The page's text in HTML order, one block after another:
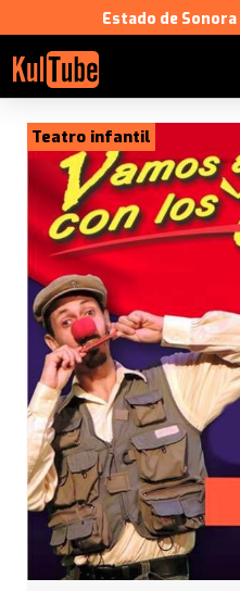
Estado de Sonora
Teatro infantil